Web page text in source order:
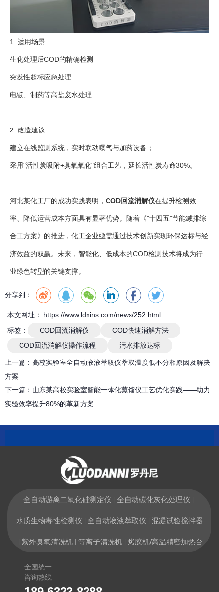
1. 适用场景
生化处理后COD的精确检测
突发性超标应急处理
电镀、制药等高盐废水处理
2. 改造建议
建立在线监测系统，实时联动曝气与加药设备；
采用"活性炭吸附+臭氧氧化"组合工艺，延长活性炭寿命30%。
河北某化工厂的成功实践表明， COD回流消解仪在提升检测效
率、降低运营成本方面具有显著优势。随着《"十四五"节能减排综
合工方案》的推进，化工企业亟需通过技术创新实现环保达标与经
济效益的双赢。未来，智能化、低成本的COD检测技术将成为行
业绿色转型的关键支撑。
分享到：
本文网址： https://www.ldnins.com/news/252.html
标签：
COD回流消解仪
COD快速消解方法
COD回流消解仪操作流程
污水排放达标
上一篇： 高校实验室全自动液液萃取仪萃取温度低不分相原因及解决
方案
下一篇： 山东某高校实验室智能一体化蒸馏仪工艺优化实践——助力
实验效率提升80%的革新方案
全自动游离二氧化硅测定仪 | 全自动碳化灰化处理仪 |
水质生物毒性检测仪 | 全自动液液萃取仪 | 混凝试验搅拌器
| 紫外臭氧清洗机 | 等离子清洗机 | 烤胶机/高温精密加热台
全国统一
咨询热线